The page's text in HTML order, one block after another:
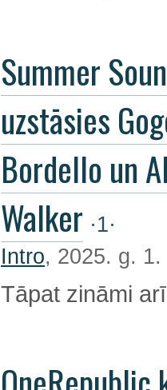
Summer
uzstāsies
Bordello un
Walker ·1·
Intro, 2025. g.
Tāpat zināmi